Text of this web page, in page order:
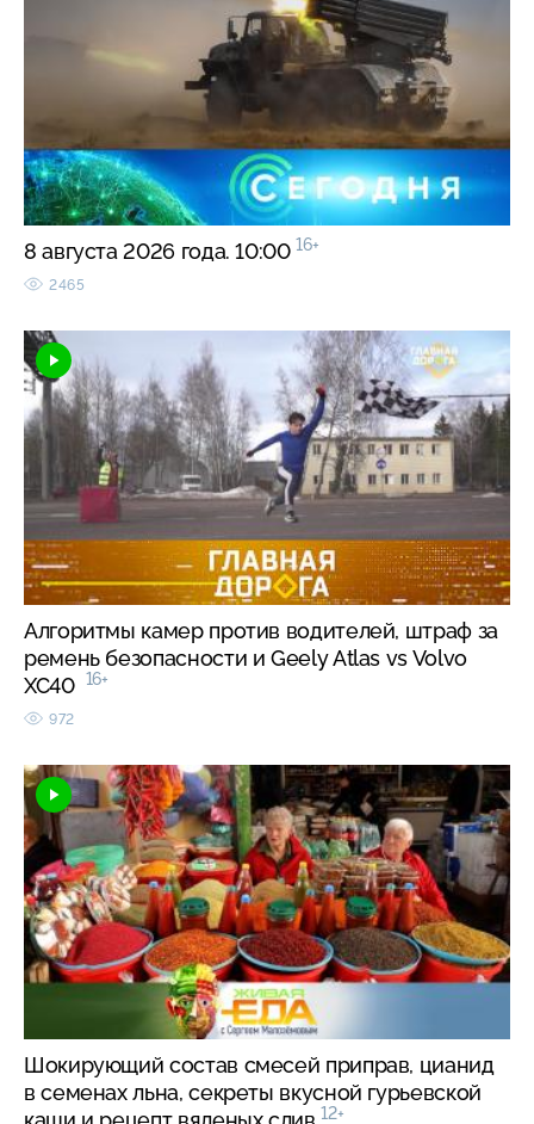
8 августа 2026 года. 10:00 16+
2465
Алгоритмы камер против водителей, штраф за
ремень безопасности и Geely Atlas vs Volvo
XC40 16+
972
Шокирующий состав смесей приправ, цианид
в семенах льна, секреты вкусной гурьевской
12+